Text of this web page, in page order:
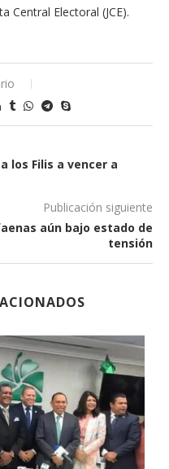
Central Electoral (JCE).
los Filis a vencer a
Publicación siguiente
aún bajo estado de
tensión